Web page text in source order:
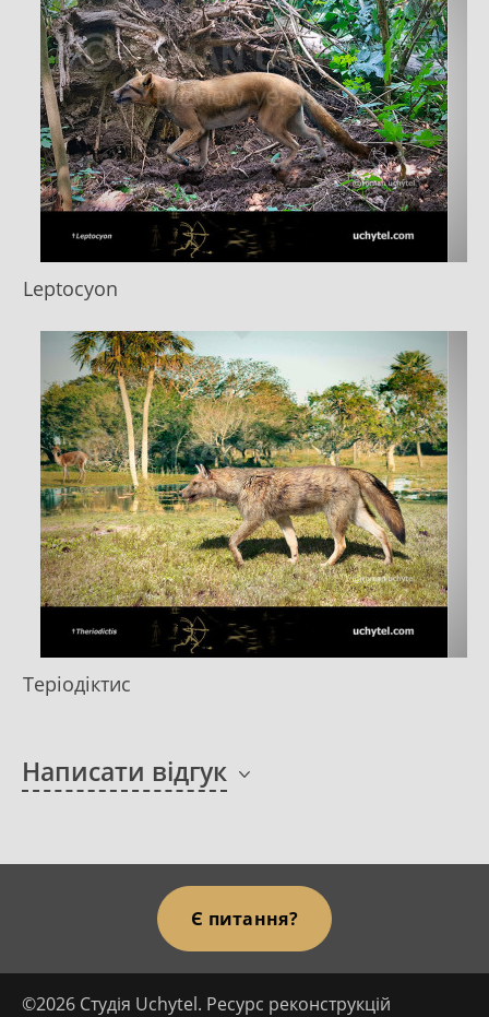
Leptocyon
Теріодіктис
Написати відгук
Є питання?
©2026 Студія Uchytel. Ресурс реконструкцій